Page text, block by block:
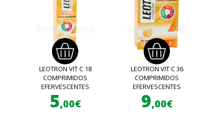
LEOTRON VIT C 18
COMPRIMIDOS
EFERVESCENTES
5,00€
LEOTRON VIT C 36
COMPRIMIDOS
EFERVESCENTES
9,00€